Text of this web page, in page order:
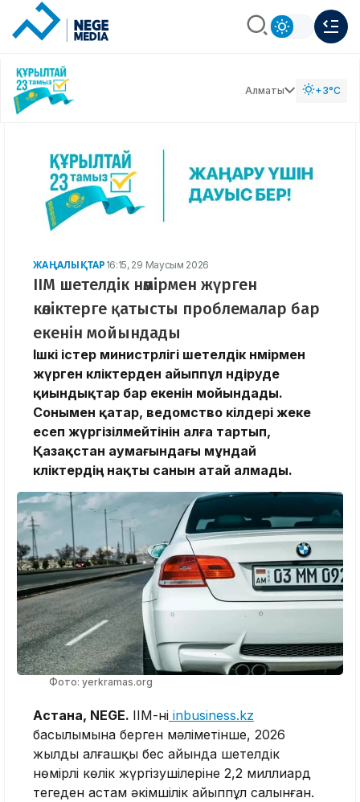
Алматы +3°C
ЖАҢАЛЫҚТАР 16:15, 29 Маусым 2026
ІІМ шетелдік нөмірмен жүрген
көліктерге қатысты проблемалар бар
екенін мойындады
Ішкі істер министрлігі шетелдік нөмірмен
жүрген көліктерден айыппұл өндіруде
қиындықтар бар екенін мойындады.
Сонымен қатар, ведомство өкілдері жеке
есеп жүргізілмейтінін алға тартып,
Қазақстан аумағындағы мұндай
көліктердің нақты санын атай алмады.
Фото: yerkramas.org
Астана, NEGE. ІІМ-нің inbusiness.kz
басылымына берген мәліметінше, 2026
жылдың алғашқы бес айында шетелдік
нөмірлі көлік жүргізушілеріне 2,2 миллиард
теңгеден астам әкімшілік айыппұл салынған.